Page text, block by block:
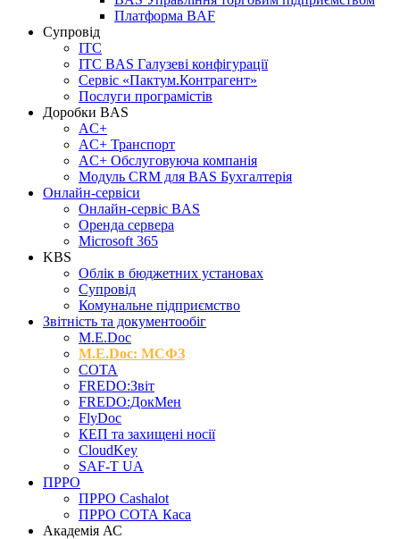
Платформа BAF
Супровід
ІТС
ІТС BAS Галузеві конфігурації
Сервіс «Пактум.Контрагент»
Послуги програмістів
Доробки BAS
AC+
AC+ Транспорт
AC+ Обслуговуюча компанія
Модуль CRM для BAS Бухгалтерія
Онлайн-сервіси
Онлайн-сервіс BAS
Оренда сервера
Microsoft 365
KBS
Облік в бюджетних установах
Супровід
Комунальне підприємство
Звітність та документообіг
M.Е.Doc
M.E.Doc: МСФЗ
СОТА
FREDO:Звіт
FREDO:ДокМен
FlyDoc
КЕП та захищені носії
CloudKey
SAF-T UA
ПРРО
ПРРО Cashalot
ПРРО СОТА Каса
Академія АС